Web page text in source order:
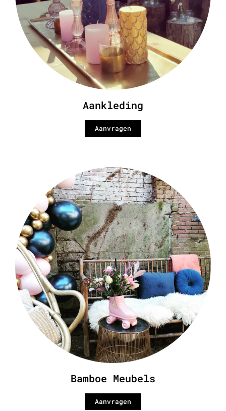
Aankleding
Aanvragen
Bamboe Meubels
Aanvragen